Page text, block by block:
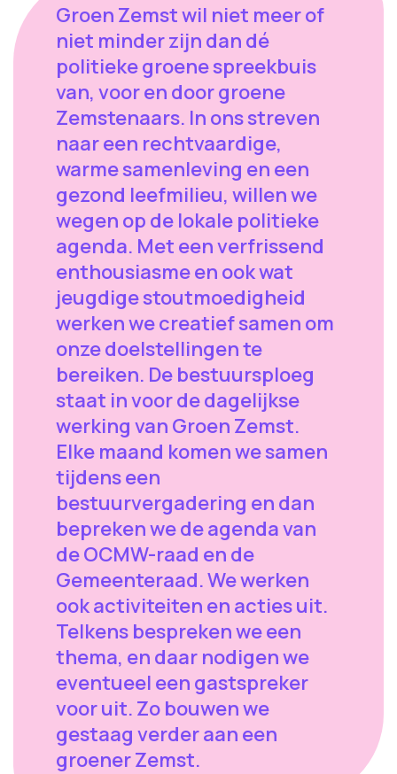
Groen Zemst wil niet meer of
niet minder zijn dan dé
politieke groene spreekbuis
van, voor en door groene
Zemstenaars. In ons streven
naar een rechtvaardige,
warme samenleving en een
gezond leefmilieu, willen we
wegen op de lokale politieke
agenda. Met een verfrissend
enthousiasme en ook wat
jeugdige stoutmoedigheid
werken we creatief samen om
onze doelstellingen te
bereiken. De bestuursploeg
staat in voor de dagelijkse
werking van Groen Zemst.
Elke maand komen we samen
tijdens een
bestuurvergadering en dan
bepreken we de agenda van
de OCMW-raad en de
Gemeenteraad. We werken
ook activiteiten en acties uit.
Telkens bespreken we een
thema, en daar nodigen we
eventueel een gastspreker
voor uit. Zo bouwen we
gestaag verder aan een
groener Zemst.